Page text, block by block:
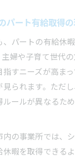
で取れるパート有
かない場合の理由
給休暇の申請ルー
パート有給取得
パートの有給休
主婦や子育て世代
指すニーズが高ま
られます。ただ
ルールが異なるた
内の事業所では、
暇を取得できる